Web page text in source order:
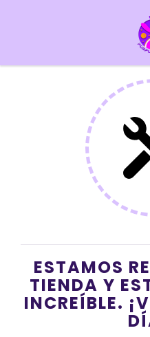
ESTAMOS
TIENDA Y
INCREÍBLE.